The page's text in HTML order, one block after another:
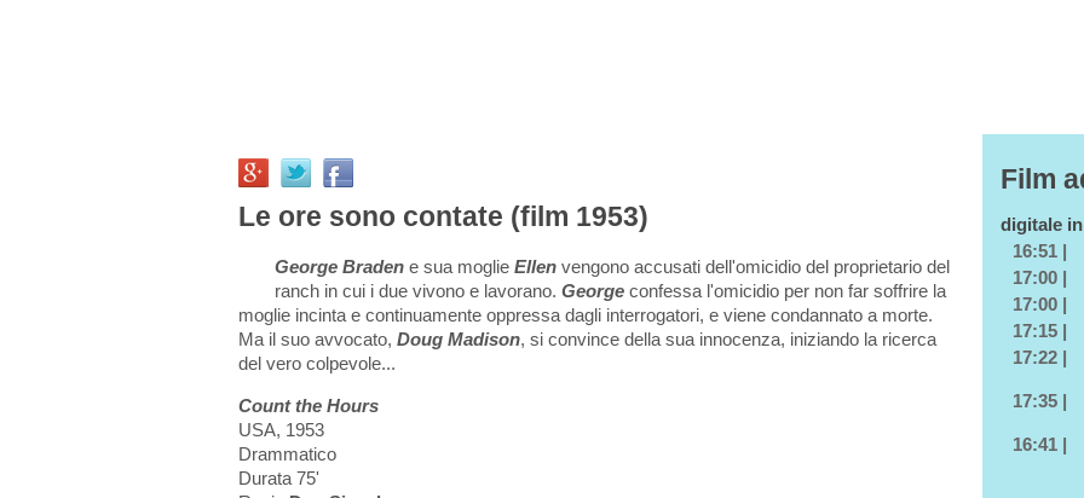
Le ore sono contate (film 1953)
George Braden e sua moglie Ellen vengono accusati dell'omicidio del proprietario del
ranch in cui i due vivono e lavorano. George confessa l'omicidio per non far soffrire la
moglie incinta e continuamente oppressa dagli interrogatori, e viene condannato a morte.
Ma il suo avvocato, Doug Madison, si convince della sua innocenza, iniziando la ricerca
del vero colpevole...
Count the Hours
USA, 1953
Drammatico
Durata 75'
Film
digitale
16:51 |
17:00 |
17:00 |
17:15 |
17:22 |
17:35 |
16:41 |